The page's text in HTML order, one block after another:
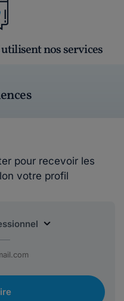
nos services
pour recevoir les
votre profil